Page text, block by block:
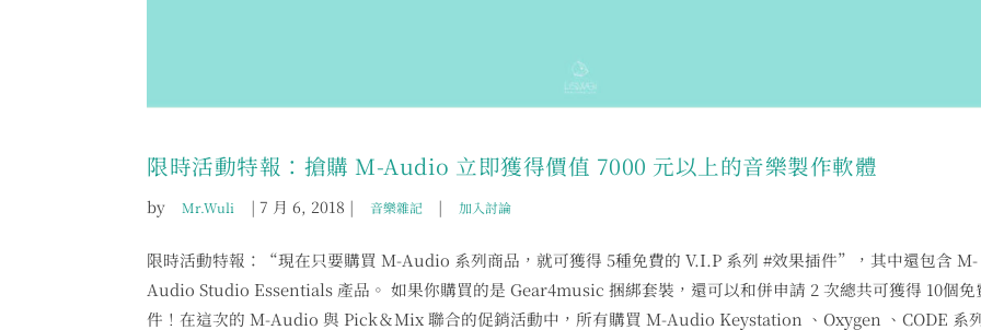
限時活動特報：搶購 M-Audio 立即獲得價值 7000 元以上的音樂製作軟體
by Mr.Wuli | 7 月 6, 2018 | 音樂雜記 | 加入討論
限時活動特報：“現在只要購買 M-Audio 系列商品，就可獲得 5種免費的 V.I.P 系列 #效果插件”，其中還包含 M-
Audio Studio Essentials 產品。 如果你購買的是 Gear4music 捆綁套裝，還可以和併申請 2 次總共可獲得 10個免
件！在這次的 M-Audio 與 Pick＆Mix 聯合的促銷活動中，所有購買 M-Audio Keystation 、Oxygen 、CODE 系